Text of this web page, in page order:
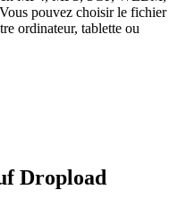
pouvez choisir le fichier
ordinateur, tablette ou
Dropload